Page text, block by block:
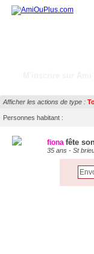
Afficher les actions de type :
Personnes habitant :
fiona fête
35 ans - St